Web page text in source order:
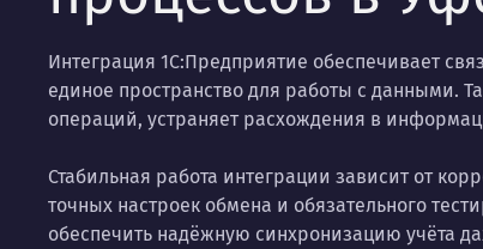
Интеграция 1С:Предприятие обеспечивает
единое пространство для работы с данными.
операций, устраняет расхождения в
Стабильная работа интеграции зависит от
точных настроек обмена и обязательного
обеспечить надёжную синхронизацию учёта